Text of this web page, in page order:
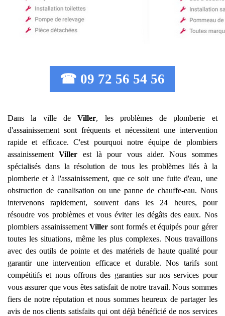
☎ 09 72 56 54 56
Dans la ville deViller, les problèmes de plomberie et
d'assainissement sont fréquents et nécessitent une intervention
rapide et efficace. C'est pourquoi notre équipe de plombiers
assainissementViller est là pour vous aider. Nous sommes
spécialisés dans la résolution de tous les problèmes liés à la
plomberie et à l'assainissement, que ce soit une fuite d'eau, une
obstruction de canalisation ou une panne de chauffe-eau. Nous
intervenons rapidement, souvent dans les 24 heures, pour
résoudre vos problèmes et vous éviter les dégâts des eaux. Nos
plombiers assainissementViller sont formés et équipés pour gérer
toutes les situations, même les plus complexes. Nous travaillons
avec des outils de pointe et des matériels de haute qualité pour
garantir une intervention efficace et durable. Nos tarifs sont
compétitifs et nous offrons des garanties sur nos services pour
vous assurer que vous êtes satisfait de notre travail. Nous sommes
fiers de notre réputation et nous sommes heureux de partager les
avis de nos clients satisfaits qui ont déjà bénéficié de nos services